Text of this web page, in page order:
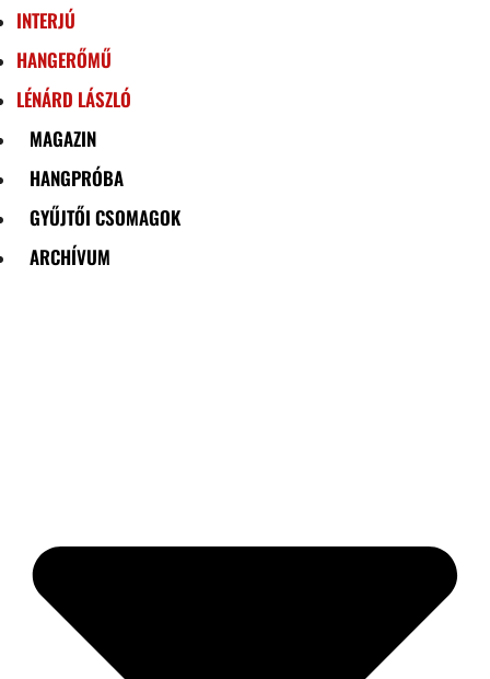
INTERJÚ
HANGERŐMŰ
LÉNÁRD LÁSZLÓ
MAGAZIN
HANGPRÓBA
GYŰJTŐI CSOMAGOK
ARCHÍVUM